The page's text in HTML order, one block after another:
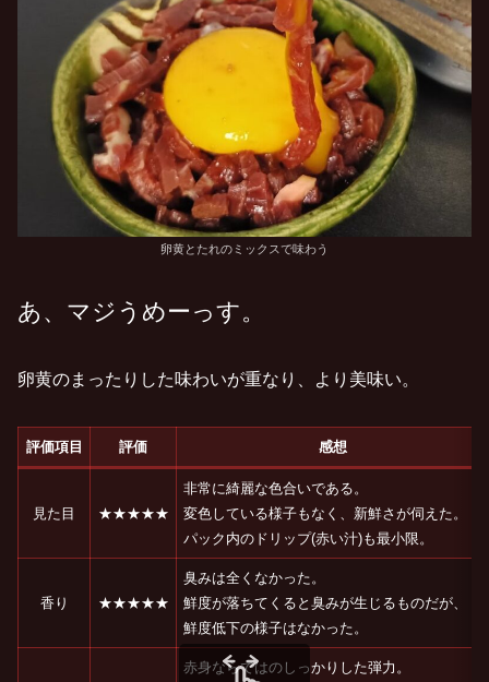
卵黄とたれのミックスで味わう
あ、マジうめーっす。
卵黄のまったりした味わいが重なり、より美味い。
評価項目 評価 感想
見た目 ★★★★★
非常に綺麗な色合いである。
変色している様子もなく、新鮮さが伺えた。
パック内のドリップ(赤い汁)も最小限。
香り ★★★★★
臭みは全くなかった。
鮮度が落ちてくると臭みが生じるものだが、
鮮度低下の様子はなかった。
赤身ならではのしっかりした弾力。